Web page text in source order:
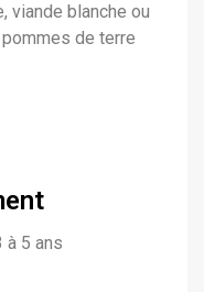
viande blanche ou
de terre
à 5 ans